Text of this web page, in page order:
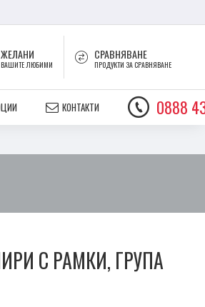
ЖЕЛАНИ
ВАШИТЕ ЛЮБИМИ
СРАВНЯВАНЕ
ПРОДУКТИ ЗА СРАВНЯВАНЕ
КОНТАКТИ 0888
С РАМКИ, ГРУПА